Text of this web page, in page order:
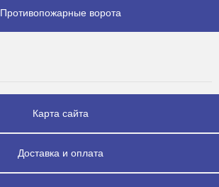
Противопожарные ворота
Карта сайта
Доставка и оплата